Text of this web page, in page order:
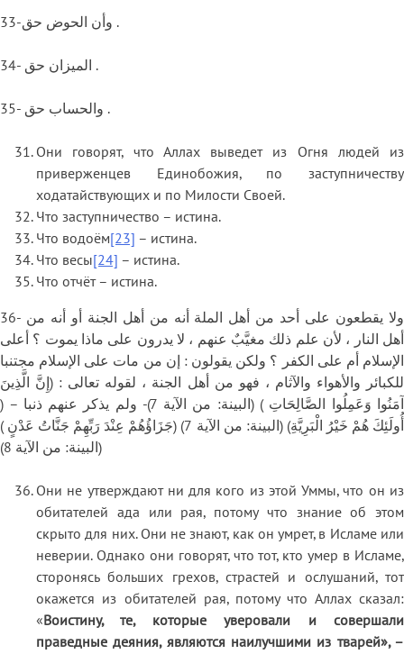
33-وأن الحوض حق .
34- الميزان حق .
35- والحساب حق .
Они говорят, что Аллах выведет из Огня людей из
приверженцев Единобожия, по заступничеству
ходатайствующих и по Милости Своей.
Что заступничество – истина.
Что водоём[23] – истина.
Что весы[24] – истина.
Что отчёт – истина.
36- ولا يقطعون على أحد من أهل الملة أنه من أهل الجنة أو أنه من
أهل النار ، لأن علم ذلك مغيَّبٌ عنهم ، لا يدرون على ماذا يموت ؟ أعلى
الإسلام أم على الكفر ؟ ولكن يقولون : إن من مات على الإسلام مجتنبا
للكبائر والأهواء والآثام ، فهو من أهل الجنة ، لقوله تعالى : (إِنَّ الَّذِينَ
آمَنُوا وَعَمِلُوا الصَّالِحَاتِ ) (البينة: من الآية 7)- ولم يذكر عنهم ذنبا – (
أُولَئِكَ هُمْ خَيْرُ الْبَرِيَّةِ) (البينة: من الآية 7) (جَزَاؤُهُمْ عِنْدَ رَبِّهِمْ جَنَّاتُ عَدْنٍ )
(البينة: من الآية 8)
Они не утверждают ни для кого из этой Уммы, что он из
обитателей ада или рая, потому что знание об этом
скрыто для них. Они не знают, как он умрет, в Исламе или
неверии. Однако они говорят, что тот, кто умер в Исламе,
сторонясь больших грехов, страстей и ослушаний, тот
окажется из обитателей рая, потому что Аллах сказал:
«Воистину, те, которые уверовали и совершали
праведные деяния, являются наилучшими из тварей», –